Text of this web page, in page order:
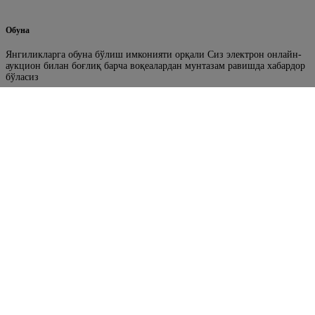
Обуна
Янгиликларга обуна бўлиш имконияти орқали Сиз электрон онлайн-
аукцион билан боғлиқ барча воқеалардан мунтазам равишда хабардор
бўласиз